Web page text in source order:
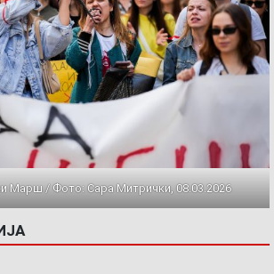
Марш / Фото: Сара Митрички, 08.03.2026